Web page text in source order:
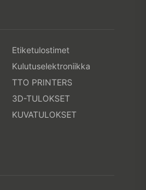
Etiketulostimet
Kulutuselektroniikka
TTO PRINTERS
3D-TULOKSET
KUVATULOKSET